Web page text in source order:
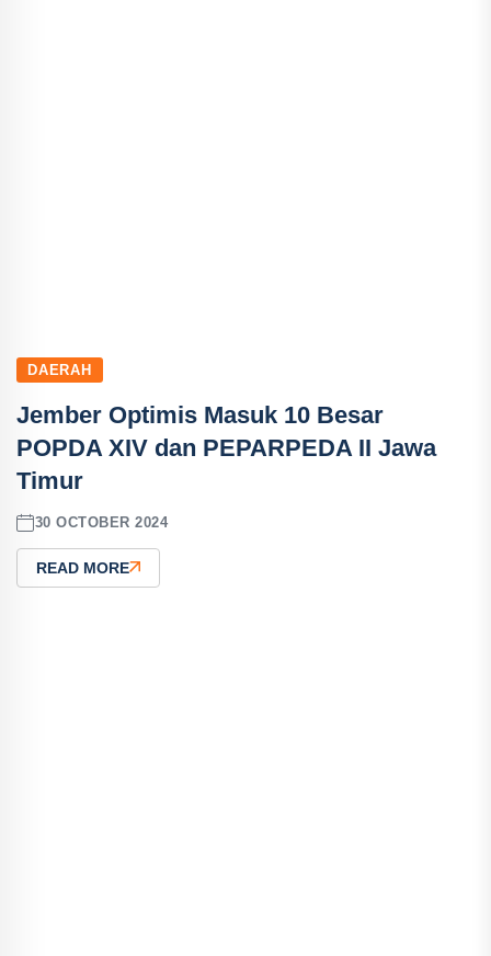
DAERAH
Jember Optimis Masuk 10 Besar
POPDA XIV dan PEPARPEDA II Jawa
Timur
30 OCTOBER 2024
READ MORE